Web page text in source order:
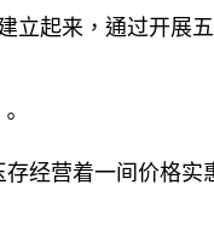
立起来，通过开展
经营着一间价格实